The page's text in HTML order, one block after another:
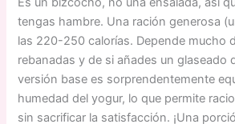
tengas hambre. Una ración generosa
las 220-250 calorías. Depende mucho
rebanadas y de si añades un glaseado
versión base es sorprendentemente
humedad del yogur, lo que permite
sin sacrificar la satisfacción. ¡Una